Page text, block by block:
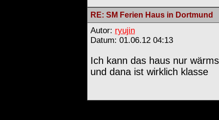
RE: SM Ferien Haus in Dortmund
Autor: ryujin
Datum: 01.06.12 04:13
Ich kann das haus nur
und dana ist wirklich klasse